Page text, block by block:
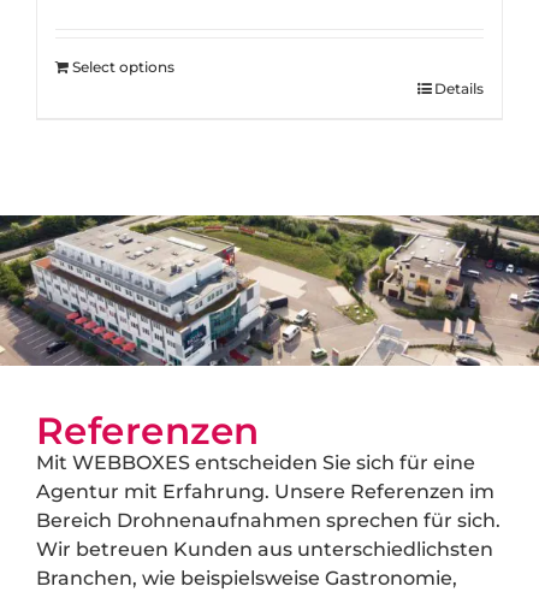
Select options
Details
Referenzen
Mit WEBBOXES entscheiden Sie sich für eine
Agentur mit Erfahrung. Unsere Referenzen im
Bereich Drohnenaufnahmen sprechen für sich.
Wir betreuen Kunden aus unterschiedlichsten
Branchen, wie beispielsweise Gastronomie,